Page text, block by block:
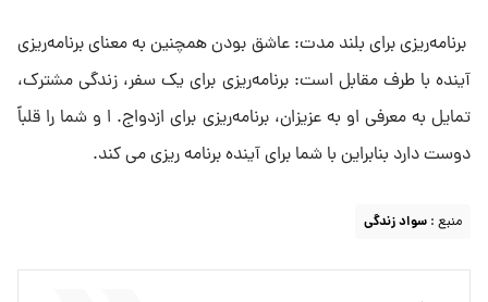
برنامه‌ریزی برای بلند مدت: عاشق بودن همچنین به معنای برنامه‌ریزی
آینده با طرف مقابل است: برنامه‌ریزی برای یک سفر، زندگی مشترک،
تمایل به معرفی او به عزیزان، برنامه‌ریزی برای ازدواج. ا و شما را قلباً
دوست دارد بنابراین با شما برای آینده برنامه ریزی می کند.
منبع : سواد زندگی